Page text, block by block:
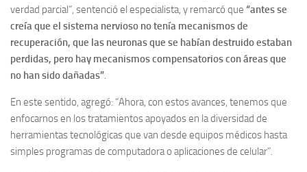
verdad parcial”, sentenció el especialista, y remarcó que “antes se
creía que el sistema nervioso no tenía mecanismos de
recuperación, que las neuronas que se habían destruido estaban
perdidas, pero hay mecanismos compensatorios con áreas que
no han sido dañadas”.
En este sentido, agregó: “Ahora, con estos avances, tenemos que
enfocarnos en los tratamientos apoyados en la diversidad de
herramientas tecnológicas que van desde equipos médicos hasta
simples programas de computadora o aplicaciones de celular”.